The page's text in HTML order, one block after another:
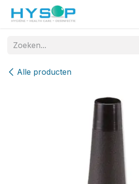
Overslaan naar inhoud
Alle producten